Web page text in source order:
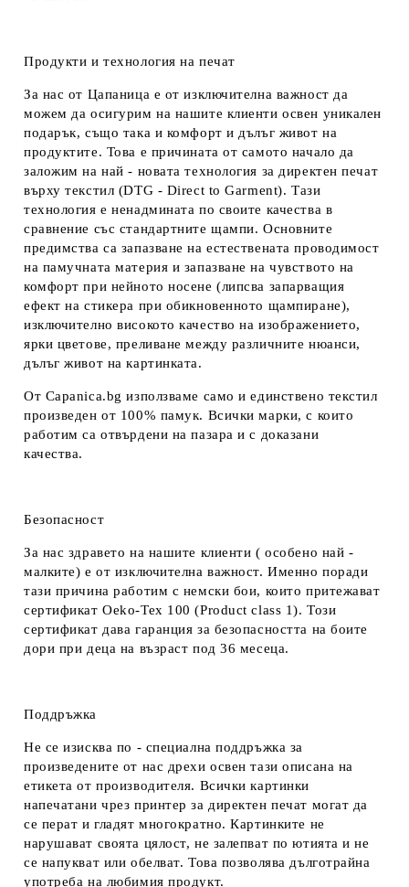
Продукти и технология на печат
За нас от Цапаница е от изключителна важност да
можем да осигурим на нашите клиенти освен уникален
подарък, също така и комфорт и дълъг живот на
продуктите. Това е причината от самото начало да
заложим на най - новата технология за директен печат
върху текстил (DTG - Direct to Garment). Тази
технология е ненадмината по своите качества в
сравнение със стандартните щампи. Основните
предимства са запазване на естествената проводимост
на памучната материя и запазване на чувството на
комфорт при нейното носене (липсва запарващия
ефект на стикера при обикновенното щампиране),
изключително високото качество на изображението,
ярки цветове, преливане между различните нюанси,
дълъг живот на картинката.
От Capanica.bg използваме само и единствено текстил
произведен от 100% памук. Всички марки, с които
работим са отвърдени на пазара и с доказани
качества.
Безопасност
За нас здравето на нашите клиенти ( особено най -
малките) е от изключителна важност. Именно поради
тази причина работим с немски бои, които притежават
сертификат Oeko-Tex 100 (Product class 1). Този
сертификат дава гаранция за безопасността на боите
дори при деца на възраст под 36 месеца.
Поддръжка
Не се изисква по - специална поддръжка за
произведените от нас дрехи освен тази описана на
етикета от производителя. Всички картинки
напечатани чрез принтер за директен печат могат да
се перат и гладят многократно. Картинките не
нарушават своята цялост, не залепват по ютията и не
се напукват или обелват. Това позволява дълготрайна
употреба на любимия продукт.